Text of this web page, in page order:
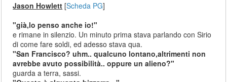
Jason Howlett [Scheda PG]
"già,lo penso anche io!"
e rimane in silenzio. Un minuto prima stava parlando con Sirio
di come fare soldi, ed adesso stava qua.
"San Francisco? uhm.. qualcuno lontano,altrimenti non
avrebbe avuto possibilità.. oppure un alieno?"
guarda a terra, sassi.